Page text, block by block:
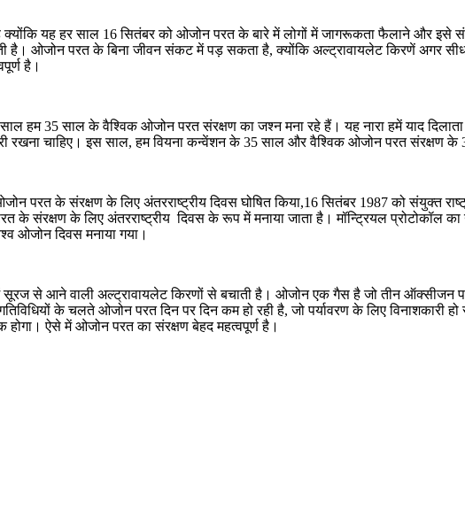
जानें
क्या
की
थीम
और
मनाया
जाता
है
ओजोन
है क्योंकि यह हर साल 16 सितंबर को ओजोन परत के बारे में लोगों में जागरूकता फैलाने और
है। ओजोन परत के बिना जीवन संकट में पड़ सकता है, क्योंकि अल्ट्रावायलेट किरणें अगर
है।
हम 35 साल के वैश्विक ओजोन परत संरक्षण का जश्न मना रहे हैं। यह नारा हमें याद
रखना चाहिए। इस साल, हम वियना कन्वेंशन के 35 साल और वैश्विक ओजोन परत संरक्षण के
परत के संरक्षण के लिए अंतरराष्ट्रीय दिवस घोषित किया,16 सितंबर 1987 को संयुक्त
के संरक्षण के लिए अंतरराष्ट्रीय दिवस के रूप में मनाया जाता है। मॉन्ट्रियल प्रोटोकॉल
ओजोन दिवस मनाया गया।
से आने वाली अल्ट्रावायलेट किरणों से बचाती है। ओजोन एक गैस है जो तीन ऑक्सीजन
के चलते ओजोन परत दिन पर दिन कम हो रही है, जो पर्यावरण के लिए विनाशकारी
ऐसे में ओजोन परत का संरक्षण बेहद महत्वपूर्ण है।